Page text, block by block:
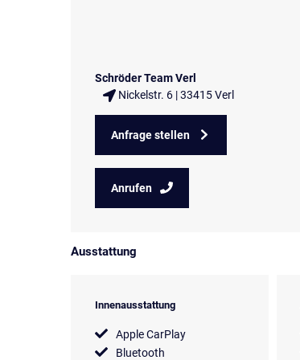
Schröder Team Verl
Nickelstr. 6 | 33415 Verl
Anfrage stellen
Anrufen
Ausstattung
Innenausstattung
Apple CarPlay
Bluetooth